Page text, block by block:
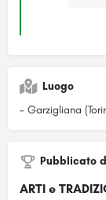
Luogo
- Garzigliana
Pubblicato
ARTI e